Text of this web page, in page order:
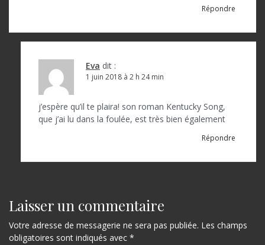
Répondre
Eva dit :
1 juin 2018 à 2 h 24 min
j’espère qu’il te plaira! son roman Kentucky Song,
que j’ai lu dans la foulée, est très bien également
Répondre
Laisser un commentaire
Votre adresse de messagerie ne sera pas publiée. Les champs
obligatoires sont indiqués avec *